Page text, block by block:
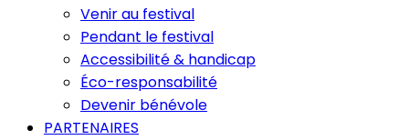
Venir au festival
Pendant le festival
Accessibilité & handicap
Éco-responsabilité
Devenir bénévole
PARTENAIRES